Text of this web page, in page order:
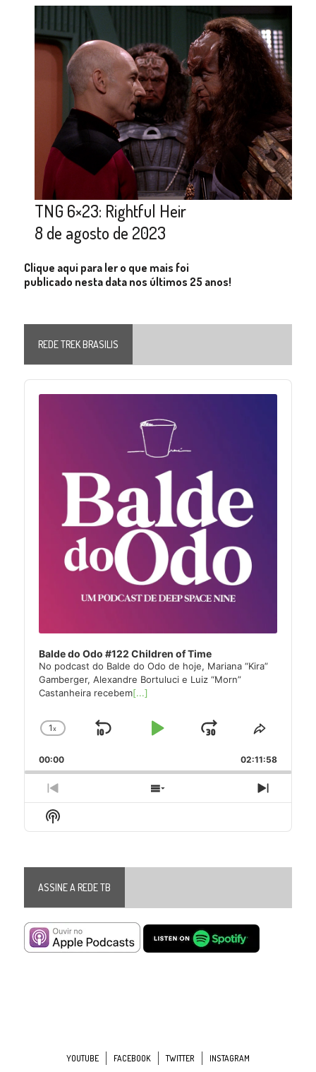
TNG 6×23: Rightful Heir
8 de agosto de 2023
Clique aqui para ler o que mais foi
publicado nesta data nos últimos 25 anos!
REDE TREK BRASILIS
Audio
Player
Balde do Odo #122 Children of Time
No podcast do Balde do Odo de hoje, Mariana “Kira”
Gamberger, Alexandre Bortuluci e Luiz “Morn”
Castanheira recebem[...]
Change
Rate
1x
Skip
Play
Jump
Forward
Share
Episode
00:00 02:11:58
Previous
Episode
Show
Episodes
Next
Episode
Show
Podcast
ASSINE A REDE TB
YOUTUBE FACEBOOK TWITTER INSTAGRAM